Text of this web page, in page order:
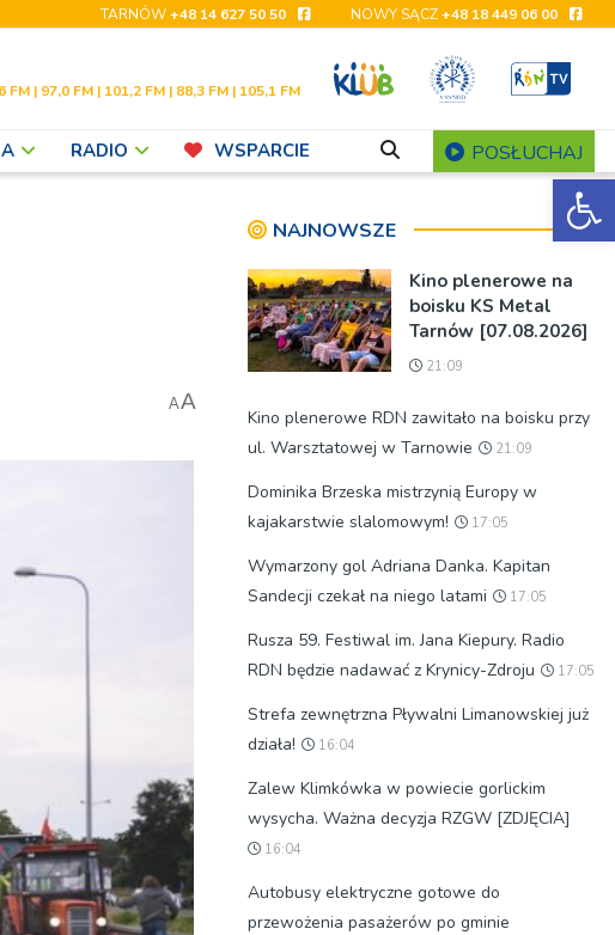
TARNÓW+48 14 627 50 50 NOWY SĄCZ+48 18 449 06 00
FM | 97,0 FM | 101,2 FM | 88,3 FM | 105,1 FM
RADIO WSPARCIE POSŁUCHAJ
AA
NAJNOWSZE
Kino plenerowe na
boisku KS Metal
Tarnów [07.08.2026]
21:09
Kino plenerowe RDN zawitało na boisku przy
ul. Warsztatowej w Tarnowie
21:09
Dominika Brzeska mistrzynią Europy w
kajakarstwie slalomowym!
17:05
Wymarzony gol Adriana Danka. Kapitan
Sandecji czekał na niego latami
17:05
Rusza 59. Festiwal im. Jana Kiepury. Radio
RDN będzie nadawać z Krynicy-Zdroju
17:05
Strefa zewnętrzna Pływalni Limanowskiej już
działa!
16:04
Zalew Klimkówka w powiecie gorlickim
wysycha. Ważna decyzja RZGW [ZDJĘCIA]
16:04
Autobusy elektryczne gotowe do
przewożenia pasażerów po gminie